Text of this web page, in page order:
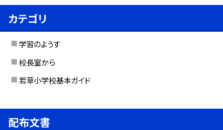
カテゴリ
学習のようす
校長室から
若草小学校基本ガイド
配布文書